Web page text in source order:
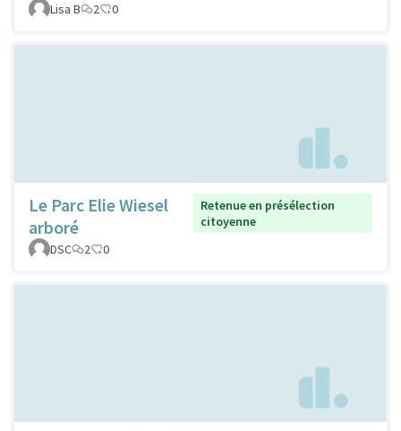
Lisa B 2 0
Le Parc Elie Wiesel
arboré
Retenue en présélection
citoyenne
DSC
2 0